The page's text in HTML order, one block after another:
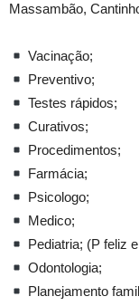
Massambão,
Vacinação;
Preventivo;
Testes rápidos;
Curativos;
Procedimentos;
Farmácia;
Psicologo;
Medico;
Pediatria; (P feliz
Odontologia;
Planejamento